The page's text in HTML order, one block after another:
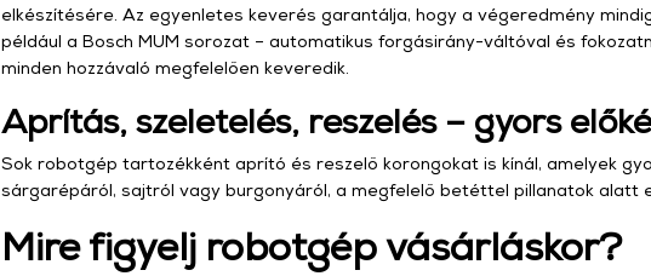
elkészítésére. Az egyenletes keverés garantálja, hogy a végeredmény
például a Bosch MUM sorozat – automatikus forgásirány-váltóval és
minden hozzávaló megfelelően keveredik.
Aprítás, szeletelés, reszelés – gyors
Sok robotgép tartozékként aprító és reszelő korongokat is kínál, amelyek
sárgarépáról, sajtról vagy burgonyáról, a megfelelő betéttel pillanatok alatt
Mire figyelj robotgép vásárláskor?